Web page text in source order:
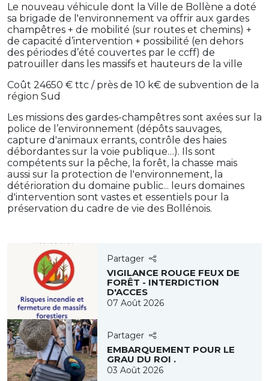
Le nouveau véhicule dont la Ville de Bollène a doté
sa brigade de l'environnement va offrir aux gardes
champêtres + de mobilité (sur routes et chemins) +
de capacité d’intervention + possibilité (en dehors
des périodes d’été couvertes par le ccff) de
patrouiller dans les massifs et hauteurs de la ville
Coût 24650 € ttc / près de 10 k€ de subvention de la
région Sud
Les missions des gardes-champêtres sont axées sur la
police de l’environnement (dépôts sauvages,
capture d'animaux errants, contrôle des haies
débordantes sur la voie publique…). Ils sont
compétents sur la pêche, la forêt, la chasse mais
aussi sur la protection de l'environnement, la
détérioration du domaine public... leurs domaines
d'intervention sont vastes et essentiels pour la
préservation du cadre de vie des Bollénois.
Partager
VIGILANCE ROUGE FEUX DE
FORÊT - INTERDICTION
D'ACCES
07 Août 2026
Partager
EMBARQUEMENT POUR LE
GRAU DU ROI .
03 Août 2026